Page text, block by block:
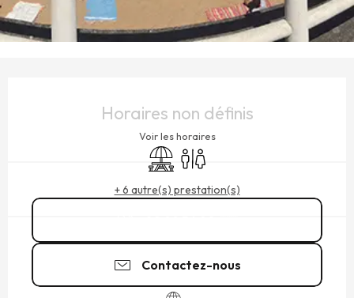
Horaires non définis
Voir les horaires
Aire de pique nique
Toilettes
+ 6 autre(s) prestation(s)
Contactez-nous